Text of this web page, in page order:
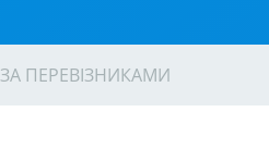
ЗА ПЕРЕВІЗНИКАМИ